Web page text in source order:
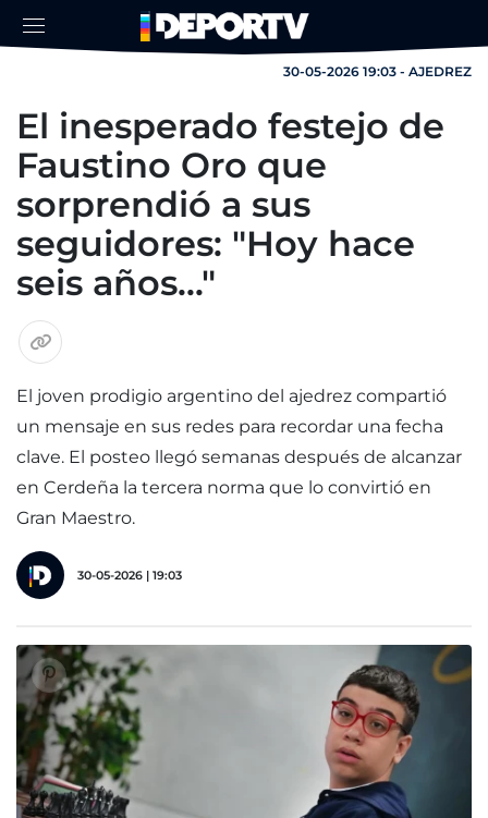
30-05-2026 19:03 - AJEDREZ
El inesperado festejo de
Faustino Oro que
sorprendió a sus
seguidores: "Hoy hace
seis años..."
El joven prodigio argentino del ajedrez compartió
un mensaje en sus redes para recordar una fecha
clave. El posteo llegó semanas después de alcanzar
en Cerdeña la tercera norma que lo convirtió en
Gran Maestro.
30-05-2026 | 19:03